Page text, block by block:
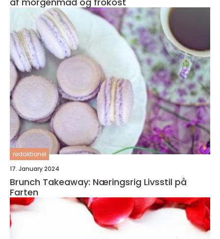
redaktionel
17. January 2024
Brunch Takeaway: Næringsrig Livsstil på
Farten